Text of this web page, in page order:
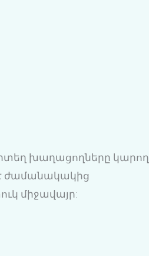
խաղացողները կարող
է ժամանակակից
միջավայր: